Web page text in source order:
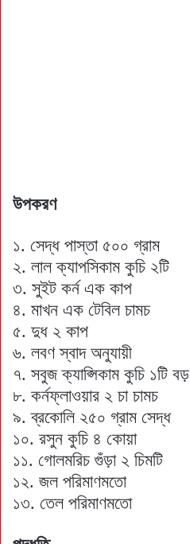
উপকরণ
১. সেদ্ধ পাস্তা ৫০০ গ্রাম
২. লাল ক্যাপসিকাম কুচি ২টি
৩. সুইট কর্ন এক কাপ
৪. মাখন এক টেবিল চামচ
৫. দুধ ২ কাপ
৬. লবণ স্বাদ অনুযায়ী
৭. সবুজ ক্যাপ্সিকাম কুচি ১টি বড়
৮. কর্নফ্লাওয়ার ২ চা চামচ
৯. ব্রকোলি ২৫০ গ্রাম সেদ্ধ
১০. রসুন কুচি ৪ কোয়া
১১. গোলমরিচ গুঁড়া ২ চিমটি
১২. জল পরিমাণমতো
১৩. তেল পরিমাণমতো